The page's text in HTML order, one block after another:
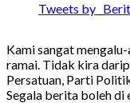
Tweets by
Kami sangat
ramai. Tidak kira
Persatuan, Parti
Segala berita boleh di